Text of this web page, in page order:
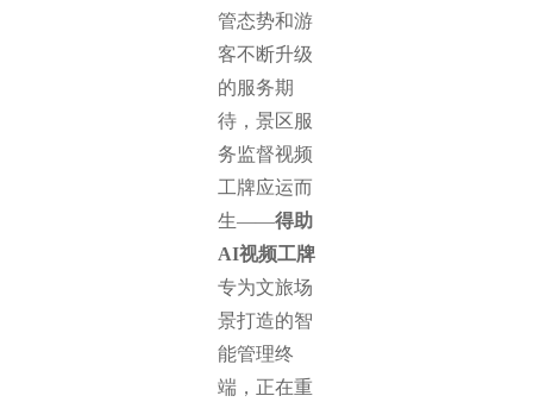
管态势和游
客不断升级
的服务期
待，景区服
务监督视频
工牌应运而
生——得助
AI视频工牌
专为文旅场
景打造的智
能管理终
端，正在重